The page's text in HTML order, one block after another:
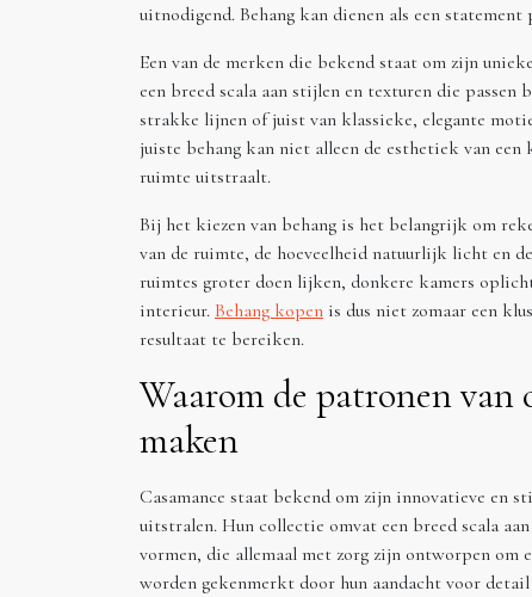
uitnodigend. Behang kan dienen als een
Een van de merken die bekend staat om zijn
een breed scala aan stijlen en texturen die
strakke lijnen of juist van klassieke, elegante
juiste behang kan niet alleen de esthetiek van
ruimte uitstraalt.
Bij het kiezen van behang is het belangrijk om
van de ruimte, de hoeveelheid natuurlijk licht en
ruimtes groter doen lijken, donkere kamers
interieur. Behang kopen is dus niet zomaar een
resultaat te bereiken.
Waarom de patronen van
maken
Casamance staat bekend om zijn innovatieve
uitstralen. Hun collectie omvat een breed scala
vormen, die allemaal met zorg zijn ontworpen om
worden gekenmerkt door hun aandacht voor